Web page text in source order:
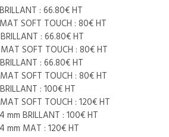
: 66.80€ HT
SOFT TOUCH : 80€ HT
: 66.80€ HT
SOFT TOUCH : 80€ HT
: 66.80€ HT
SOFT TOUCH : 80€ HT
: 100€ HT
SOFT TOUCH : 120€ HT
BRILLANT : 100€ HT
mm MAT : 120€ HT